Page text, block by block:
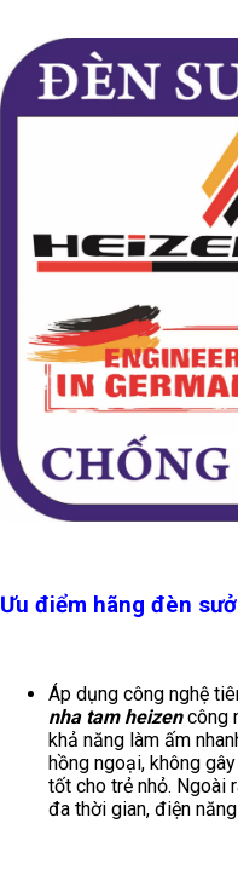
Ưu điểm hãng đèn
Áp dụng công nghệ
nha tam heizencông
khả năng làm ấm
hồng ngoại, không
tốt cho trẻ nhỏ. Ngoài
đa thời gian, điện